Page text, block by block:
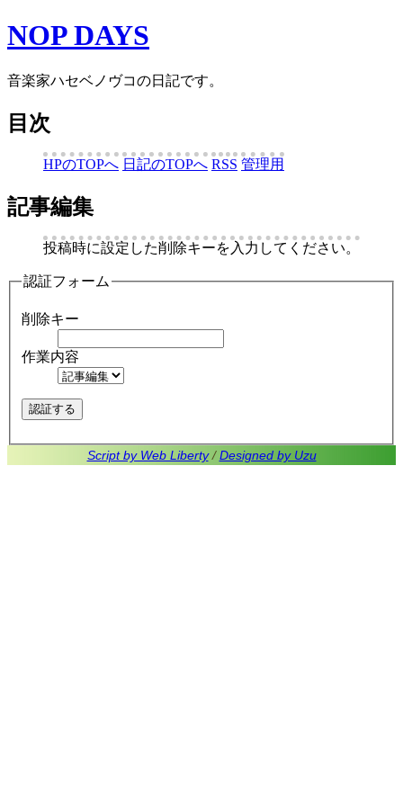
NOP DAYS
音楽家ハセベノヴコの日記です。
目次
HPのTOPへ 日記のTOPへ RSS 管理用
記事編集
投稿時に設定した削除キーを入力してください。
認証フォーム
削除キー
作業内容
Script by Web Liberty/Designed by Uzu